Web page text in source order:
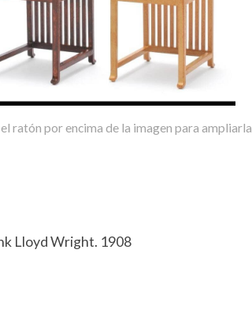
el ratón por encima de la imagen para ampliarla
Lloyd Wright. 1908